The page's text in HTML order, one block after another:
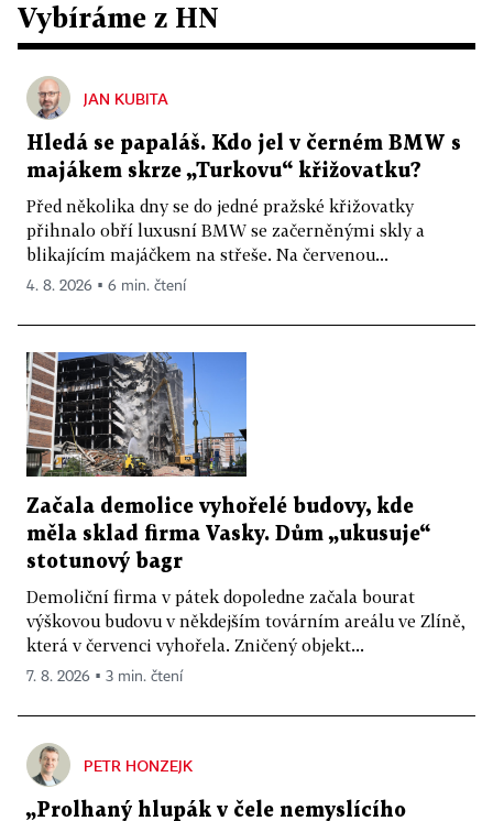
Vybíráme z HN
JAN KUBITA
Hledá se papaláš. Kdo jel v černém BMW s
majákem skrze „Turkovu“ křižovatku?
Před několika dny se do jedné pražské křižovatky
přihnalo obří luxusní BMW se začerněnými skly a
blikajícím majáčkem na střeše. Na červenou...
4. 8. 2026 ▪ 6 min. čtení
Začala demolice vyhořelé budovy, kde
měla sklad firma Vasky. Dům „ukusuje“
stotunový bagr
Demoliční firma v pátek dopoledne začala bourat
výškovou budovu v někdejším továrním areálu ve Zlíně,
která v červenci vyhořela. Zničený objekt...
7. 8. 2026 ▪ 3 min. čtení
PETR HONZEJK
„Prolhaný hlupák v čele nemyslícího